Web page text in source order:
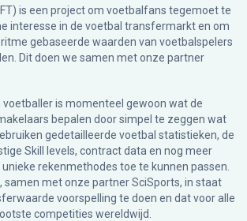
is een project om voetbalfans tegemoet te
interesse in de voetbal transfermarkt en om
gebaseerde waarden van voetbalspelers
Dit doen we samen met onze partner
voetballer is momenteel gewoon wat de
bepalen door simpel te zeggen wat
gedetailleerde voetbal statistieken, de
Skill levels, contract data en nog meer
rekenmethodes toe te kunnen passen.
samen met onze partner SciSports, in staat
voorspelling te doen en dat voor alle
competities wereldwijd.